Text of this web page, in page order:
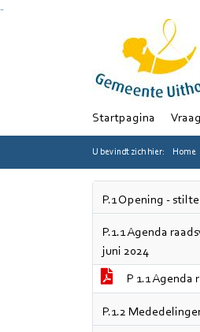
Ga naar de inhoud van deze pagina
Startpagina
U bevindt zich hier: Home
P.1 Opening - stilte
P.1.1 Agenda
juni 2024
P 1.1 Agenda
P.1.2